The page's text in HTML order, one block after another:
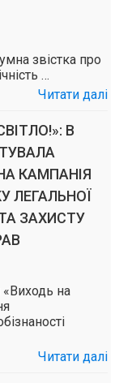
звістка про
…
Читати далі
В
КАМПАНІЯ
ЛЕГАЛЬНОЇ
ЗАХИСТУ
«Виходь на
Читати далі